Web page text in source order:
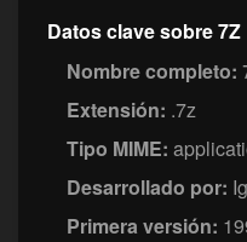
Datos clave sobre 7Z
Nombre completo:
Extensión: .7z
Tipo MIME:
Desarrollado por:
Primera versión: